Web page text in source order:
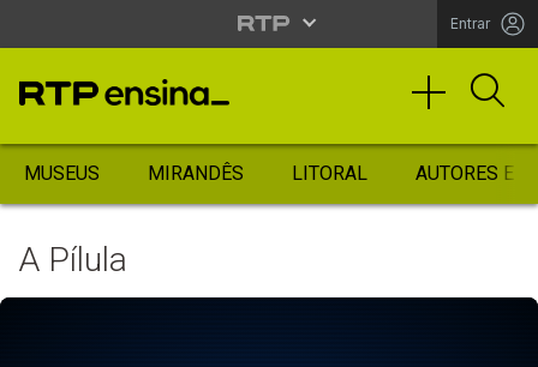
Entrar
MUSEUS MIRANDÊS LITORAL AUTORES
A Pílula